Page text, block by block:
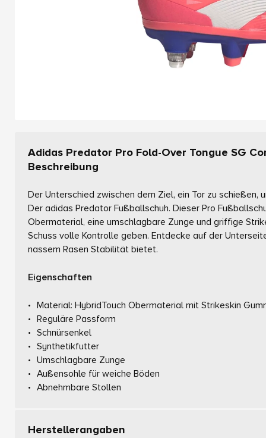
Adidas Predator Pro Fold-Over Tongue SG
Beschreibung
Der Unterschied zwischen dem Ziel, ein Tor zu
Der adidas Predator Fußballschuh. Dieser Pro
Obermaterial, eine umschlagbare Zunge und griffige
Schuss volle Kontrolle geben. Entdecke auf der
nassem Rasen Stabilität bietet.
Eigenschaften
Material: HybridTouch Obermaterial mit Strikeskin
Reguläre Passform
Schnürsenkel
Synthetikfutter
Umschlagbare Zunge
Außensohle für weiche Böden
Abnehmbare Stollen
Herstellerangaben